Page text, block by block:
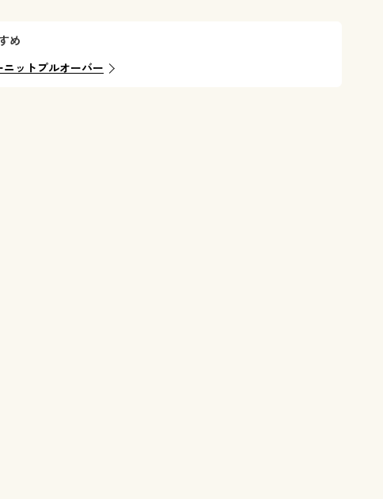
め
ットプルオーバー